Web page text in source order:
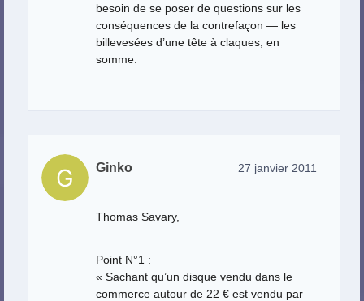
besoin de se poser de questions sur les
conséquences de la contrefaçon — les
billevesées d’une tête à claques, en
somme.
Ginko 27 janvier 2011
Thomas Savary,
Point N°1 :
« Sachant qu’un disque vendu dans le
commerce autour de 22 € est vendu par